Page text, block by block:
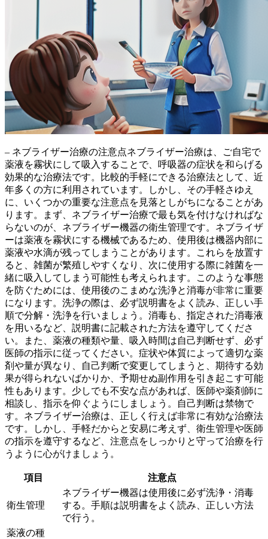
– ネブライザー治療の注意点ネブライザー治療は、
ご自宅で
薬液を霧状にして吸入することで、呼吸器の症状を和らげる
効果的な治療法です。比較的手軽にできる治療法として、近
年多くの方に利用されています。しかし、その手軽さゆえ
に、いくつかの重要な注意点を見落としがちになることがあ
ります。まず、ネブライザー治療で最も気を付けなければな
らないのが、 ネブライザー機器の衛生管理です。ネブライザ
ーは薬液を霧状にする機械であるため、使用後は機器内部に
薬液や水滴が残ってしまうことがあります。これらを放置す
ると、雑菌が繁殖しやすくなり、 次に使用する際に雑菌を一
緒に吸入してしまう 可能性も考えられます。このような事態
を防ぐためには、使用後のこまめな洗浄と消毒が非常に重要
になります。洗浄の際は、 必ず説明書をよく読み、正しい手
順で分解・洗浄を行いましょう。消毒も、指定された消毒液
を用いるなど、説明書に記載された方法を遵守してくださ
い。また、 薬液の種類や量、吸入時間は自己判断せず、必ず
医師の指示に従ってください。症状や体質によって適切な薬
剤や量が異なり、自己判断で変更してしまうと、期待する効
果が得られないばかりか、予期せぬ副作用を引き起こす可能
性もあります。少しでも不安な点があれば、医師や薬剤師に
相談し、指示を仰ぐようにしましょう。自己判断は禁物で
す。ネブライザー治療は、正しく行えば非常に有効な治療法
です。しかし、手軽だからと安易に考えず、衛生管理や医師
の指示を遵守するなど、注意点をしっかりと守って治療を行
うように心がけましょう。
項目 注意点
衛生管理
ネブライザー機器は使用後に必ず洗浄・消毒
する。手順は説明書をよく読み、正しい方法
で行う。
薬液の種